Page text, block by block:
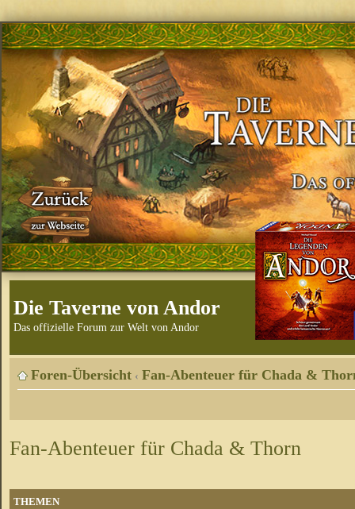
Die Taverne von Andor
Das offizielle Forum zur Welt von Andor
Foren-Übersicht ‹ Fan-Abenteuer für Chada &
Fan-Abenteuer für Chada & Thorn
THEMEN